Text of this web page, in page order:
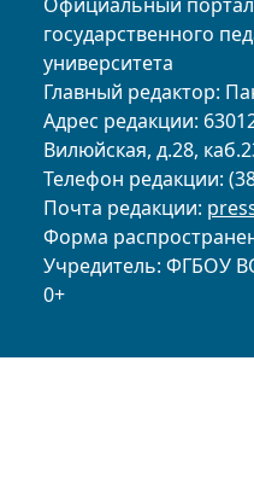
государственного
университета
Главный редактор:
Адрес редакции:
Вилюйская, д.28,
Телефон редакции:
Почта редакции:
Форма
Учредитель: ФГБОУ
0+